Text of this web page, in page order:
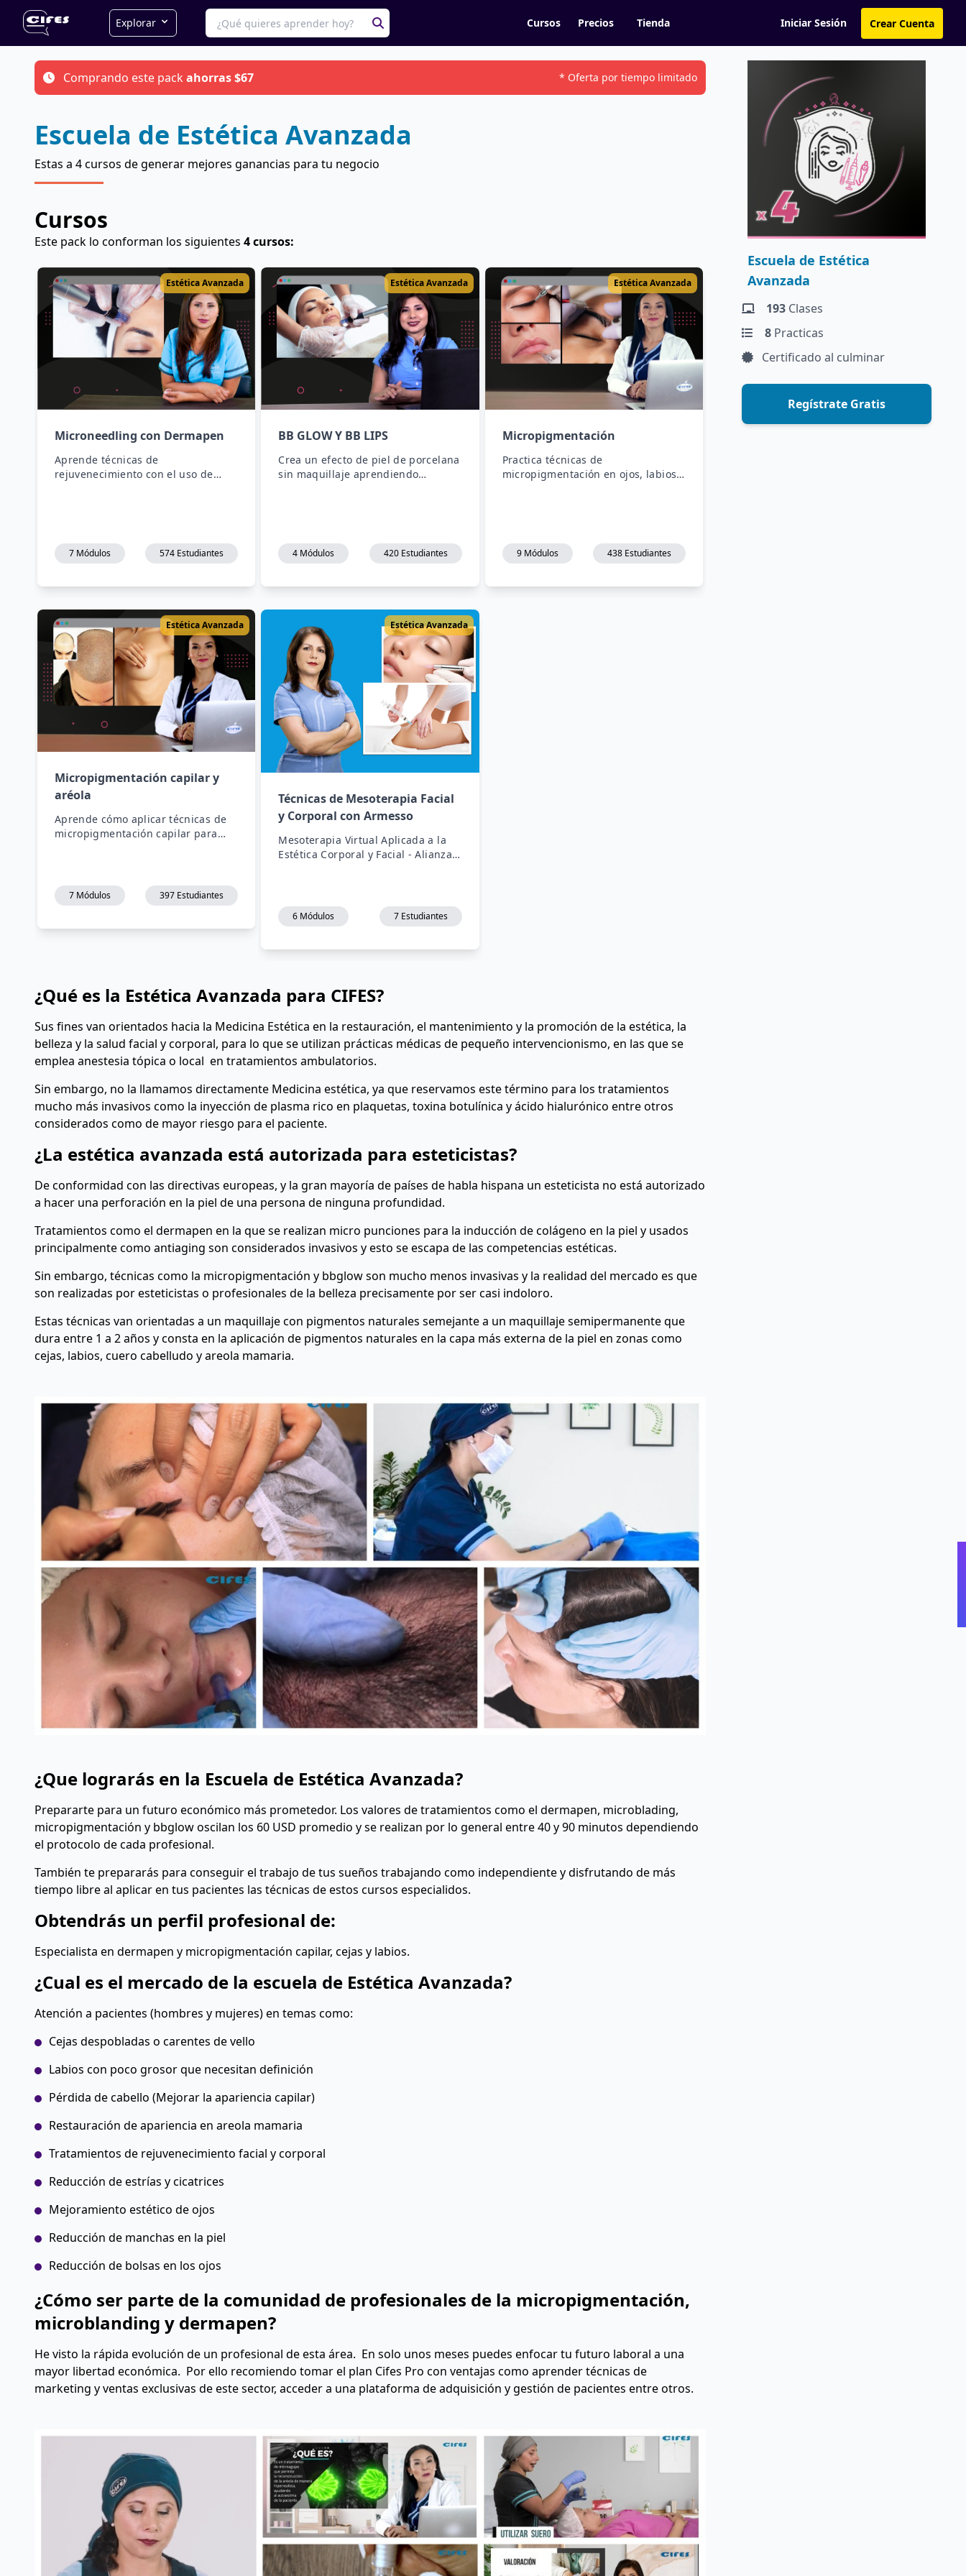
Explorar Cursos Precios Tienda Iniciar Sesión Crear Cuenta
Comprando este pack ahorras $67 * Oferta por tiempo limitado
Escuela de Estética Avanzada
Estas a 4 cursos de generar mejores ganancias para tu negocio
Cursos
Este pack lo conforman los siguientes 4 cursos:
Microneedling con Dermapen
Aprende técnicas de
rejuvenecimiento con el uso de
7 Módulos 574 Estudiantes
Estética Avanzada
BB GLOW Y BB LIPS
Crea un efecto de piel de porcelana
sin maquillaje aprendiendo
4 Módulos 420 Estudiantes
Estética Avanzada
Micropigmentación
Practica técnicas de
micropigmentación en ojos, labios y
9 Módulos 438 Estudiantes
Estética Avanzada
Micropigmentación capilar y
aréola
Aprende cómo aplicar técnicas de
micropigmentación capilar para
7 Módulos 397 Estudiantes
Estética Avanzada
Técnicas de Mesoterapia Facial
y Corporal con Armesso
Mesoterapia Virtual Aplicada a la
Estética Corporal y Facial - Alianza
6 Módulos 7 Estudiantes
Estética Avanzada
¿Qué es la Estética Avanzada para CIFES?
Sus fines van orientados hacia la Medicina Estética en la restauración, el mantenimiento y la promoción de la estética, la
belleza y la salud facial y corporal, para lo que se utilizan prácticas médicas de pequeño intervencionismo, en las que se
emplea anestesia tópica o local en tratamientos ambulatorios.
Sin embargo, no la llamamos directamente Medicina estética, ya que reservamos este término para los tratamientos
mucho más invasivos como la inyección de plasma rico en plaquetas, toxina botulínica y ácido hialurónico entre otros
considerados como de mayor riesgo para el paciente.
¿La estética avanzada está autorizada para esteticistas?
De conformidad con las directivas europeas, y la gran mayoría de países de habla hispana un esteticista no está autorizado
a hacer una perforación en la piel de una persona de ninguna profundidad.
Tratamientos como el dermapen en la que se realizan micro punciones para la inducción de colágeno en la piel y usados
principalmente como antiaging son considerados invasivos y esto se escapa de las competencias estéticas.
Sin embargo, técnicas como la micropigmentación y bbglow son mucho menos invasivas y la realidad del mercado es que
son realizadas por esteticistas o profesionales de la belleza precisamente por ser casi indoloro.
Estas técnicas van orientadas a un maquillaje con pigmentos naturales semejante a un maquillaje semipermanente que
dura entre 1 a 2 años y consta en la aplicación de pigmentos naturales en la capa más externa de la piel en zonas como
cejas, labios, cuero cabelludo y areola mamaria.
¿Que lograrás en la Escuela de Estética Avanzada?
Prepararte para un futuro económico más prometedor. Los valores de tratamientos como el dermapen, microblading,
micropigmentación y bbglow oscilan los 60 USD promedio y se realizan por lo general entre 40 y 90 minutos dependiendo
el protocolo de cada profesional.
También te prepararás para conseguir el trabajo de tus sueños trabajando como independiente y disfrutando de más
tiempo libre al aplicar en tus pacientes las técnicas de estos cursos especialidos.
Obtendrás un perfil profesional de:
Especialista en dermapen y micropigmentación capilar, cejas y labios.
¿Cual es el mercado de la escuela de Estética Avanzada?
Atención a pacientes (hombres y mujeres) en temas como:
Cejas despobladas o carentes de vello
Labios con poco grosor que necesitan definición
Pérdida de cabello (Mejorar la apariencia capilar)
Restauración de apariencia en areola mamaria
Tratamientos de rejuvenecimiento facial y corporal
Reducción de estrías y cicatrices
Mejoramiento estético de ojos
Reducción de manchas en la piel
Reducción de bolsas en los ojos
¿Cómo ser parte de la comunidad de profesionales de la micropigmentación,
microblanding y dermapen?
He visto la rápida evolución de un profesional de esta área. En solo unos meses puedes enfocar tu futuro laboral a una
mayor libertad económica. Por ello recomiendo tomar el plan Cifes Pro con ventajas como aprender técnicas de
marketing y ventas exclusivas de este sector, acceder a una plataforma de adquisición y gestión de pacientes entre otros.
Escuela de Estética
Avanzada
193 Clases
8 Practicas
Certificado al culminar
Regístrate Gratis